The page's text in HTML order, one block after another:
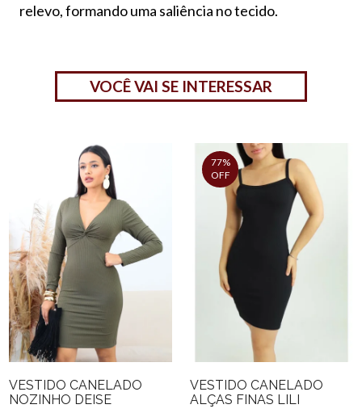
relevo, formando uma saliência no tecido.
VOCÊ VAI SE INTERESSAR
VESTIDO CANELADO
NOZINHO DEISE
77%
OFF
VESTIDO CANELADO
ALÇAS FINAS LILI